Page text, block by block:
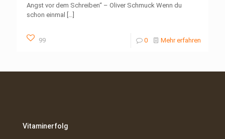
Angst vor dem Schreiben“ – Oliver Schmuck Wenn du
schon einmal
[…]
99 0 Mehr erfahren
Vitaminerfolg